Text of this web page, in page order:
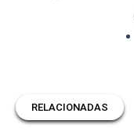
RELACIONADAS